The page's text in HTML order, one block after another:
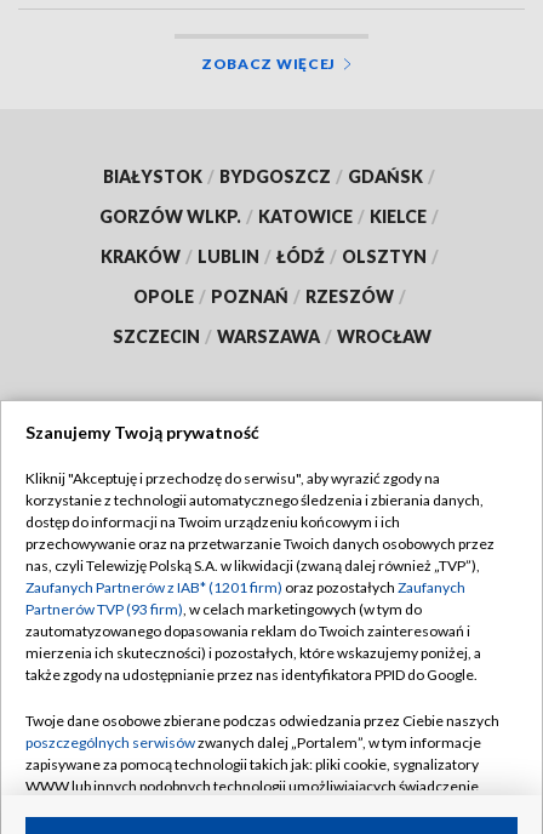
ZOBACZ WIĘCEJ
BIAŁYSTOK / BYDGOSZCZ / GDAŃSK /
GORZÓW WLKP. / KATOWICE / KIELCE /
KRAKÓW / LUBLIN / ŁÓDŹ / OLSZTYN /
OPOLE / POZNAŃ / RZESZÓW /
SZCZECIN / WARSZAWA / WROCŁAW
TVP
Abonament TVP
Emisja w TVP
Centrum informacji TVP
Naziemna Telewizja Cyfrowa
Rada Programowa
System NOS
Informacje o nadawcy
Regulamin TVP
Polityka prywatności
Moje zgody
Pomoc
Kontakt
Kanały
Szanujemy Twoją prywatność
Kliknij "Akceptuję i przechodzę do serwisu", aby wyrazić zgody na
korzystanie z technologii automatycznego śledzenia i zbierania danych,
dostęp do informacji na Twoim urządzeniu końcowym i ich
przechowywanie oraz na przetwarzanie Twoich danych osobowych przez
nas, czyli Telewizję Polską S.A. w likwidacji (zwaną dalej również „TVP”),
Zaufanych Partnerów z IAB* (1201 firm) oraz pozostałych Zaufanych
Partnerów TVP (93 firm), w celach marketingowych (w tym do
zautomatyzowanego dopasowania reklam do Twoich zainteresowań i
mierzenia ich skuteczności) i pozostałych, które wskazujemy poniżej, a
także zgody na udostępnianie przez nas identyfikatora PPID do Google.
Twoje dane osobowe zbierane podczas odwiedzania przez Ciebie naszych
poszczególnych serwisówzwanych dalej „Portalem”, w tym informacje
zapisywane za pomocą technologii takich jak: pliki cookie, sygnalizatory
WWW lub innych podobnych technologii umożliwiających świadczenie